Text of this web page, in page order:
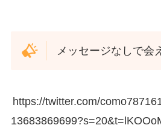
メッセージなしで会
https://twitter.com/